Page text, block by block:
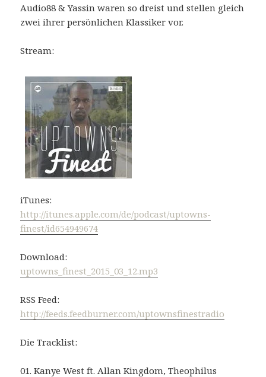
Audio88 & Yassin waren so dreist und stellen gleich
zwei ihrer persönlichen Klassiker vor.
Stream:
iTunes:
http://itunes.apple.com/de/podcast/uptowns-
finest/id654949674
Download:
uptowns_finest_2015_03_12.mp3
RSS Feed:
http://feeds.feedburner.com/uptownsfinestradio
Die Tracklist:
01. Kanye West ft. Allan Kingdom, Theophilus